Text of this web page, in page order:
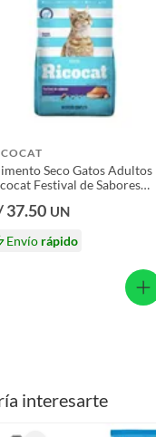
Seco Gatos Adultos
Festival de Sabores
37.50 UN
Envío rápido
interesarte